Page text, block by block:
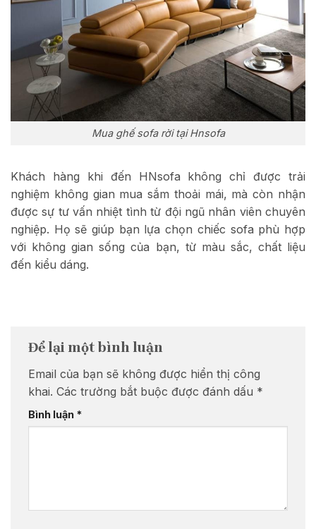
Mua ghế sofa rời tại Hnsofa
Khách hàng khi đến HNsofa không chỉ được trải
nghiệm không gian mua sắm thoải mái, mà còn nhận
được sự tư vấn nhiệt tình từ đội ngũ nhân viên chuyên
nghiệp. Họ sẽ giúp bạn lựa chọn chiếc sofa phù hợp
với không gian sống của bạn, từ màu sắc, chất liệu
đến kiểu dáng.
Để lại một bình luận
Email của bạn sẽ không được hiển thị công
khai. Các trường bắt buộc được đánh dấu *
Bình luận *